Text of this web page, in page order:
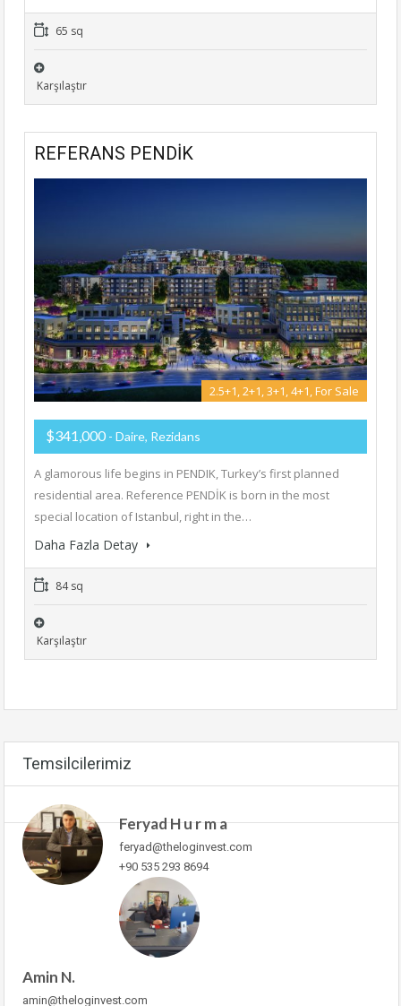
65 sq
Karşılaştır
REFERANS PENDİK
2.5+1, 2+1, 3+1, 4+1, For Sale
$341,000 - Daire, Rezidans
A glamorous life begins in PENDIK, Turkey’s first planned
residential area. Reference PENDİK is born in the most
special location of Istanbul, right in the…
Daha Fazla Detay
84 sq
Karşılaştır
Temsilcilerimiz
Feryad H u r m a
feryad@theloginvest.com
+90 535 293 8694
Amin N.
amin@theloginvest.com